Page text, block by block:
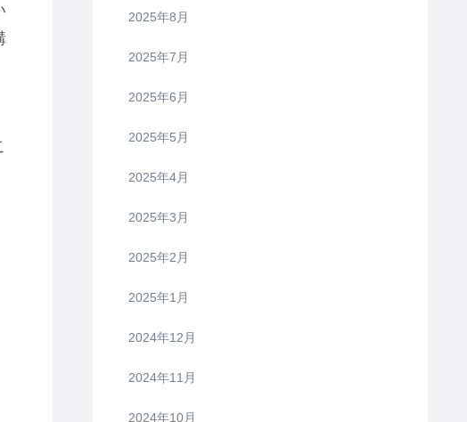
2025年8月
2025年7月
2025年6月
2025年5月
2025年4月
2025年3月
2025年2月
2025年1月
2024年12月
2024年11月
2024年10月